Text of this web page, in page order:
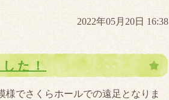
2022年05月20日 16:38
た！
でさくらホールでの遠足となりま